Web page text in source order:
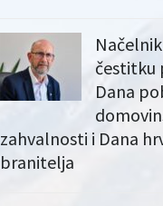
čestitku
Dana
zahvalnosti i Dana
branitelja